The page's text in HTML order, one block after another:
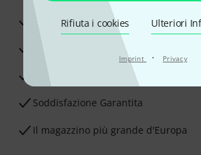
Rifiuta i cookies Ulteriori
Imprint · Privacy
30 giorni di garanzia soddisfatti o
Soddisfazione Garantita
Il magazzino più grande d'Europa